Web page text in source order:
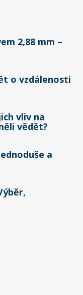
2,88 mm –
o vzdálenosti
vliv na
vědět?
a